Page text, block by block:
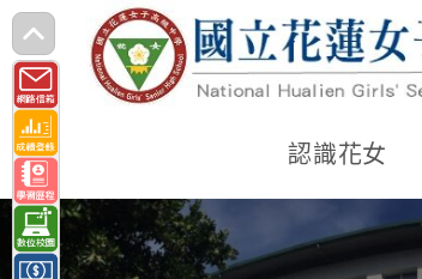
跳
轉
至
主
要
內
容
認識花女